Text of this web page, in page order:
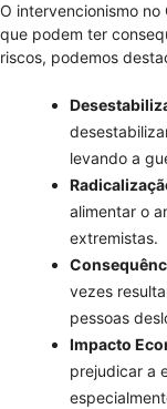
O intervencionismo
que podem ter
riscos, podemos
levando a
alimentar o
extremistas.
vezes
pessoas
Impacto
prejudicar a